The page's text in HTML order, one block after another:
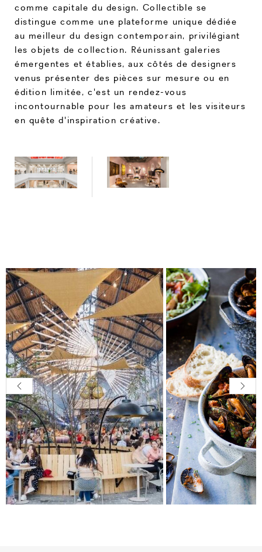
comme capitale du design. Collectible se
distingue comme une plateforme unique dédiée
au meilleur du design contemporain, privilégiant
les objets de collection. Réunissant galeries
émergentes et établies, aux côtés de designers
venus présenter des pièces sur mesure ou en
édition limitée, c'est un rendez-vous
incontournable pour les amateurs et les visiteurs
en quête d'inspiration créative.